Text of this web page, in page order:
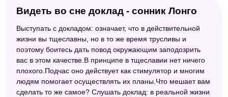
Психоаналитический сонник
Видеть во сне доклад - сонник Лонго
Выступать с докладом: означает, что в действительной
жизни вы тщеславны, но в то же время трусливы и
поэтому боитесь дать повод окружающим заподозрить
вас в этом качестве.В принципе в тщеславии нет ничего
плохого.Подчас оно действует как стимулятор и многим
людям помогает осуществлять их планы.Что мешает вам
сделать то же самое? Слушать доклад: в реальной жизни